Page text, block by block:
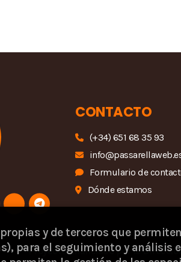
CONTACTO
(+34) 651 68 35 93
Formulario de
Dónde estamos
Proyecto financiado por la
y de terceros que
para el seguimiento y